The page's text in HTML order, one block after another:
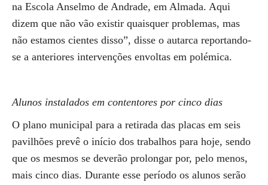
na Escola Anselmo de Andrade, em Almada. Aqui
dizem que não vão existir quaisquer problemas, mas
não estamos cientes disso”, disse o autarca reportando-
se a anteriores intervenções envoltas em polémica.
Alunos instalados em contentores por cinco dias
O plano municipal para a retirada das placas em seis
pavilhões prevê o início dos trabalhos para hoje, sendo
que os mesmos se deverão prolongar por, pelo menos,
mais cinco dias. Durante esse período os alunos serão